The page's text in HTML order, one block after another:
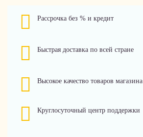
Рассрочка без % и кредит
Быстрая доставка по всей стране
Высокое качество товаров магазина
Круглосуточный центр поддержки